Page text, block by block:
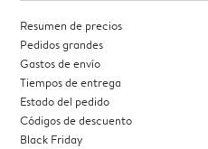
Resumen de precios
Pedidos grandes
Gastos de envío
Tiempos de entrega
Estado del pedido
Códigos de descuento
Black Friday